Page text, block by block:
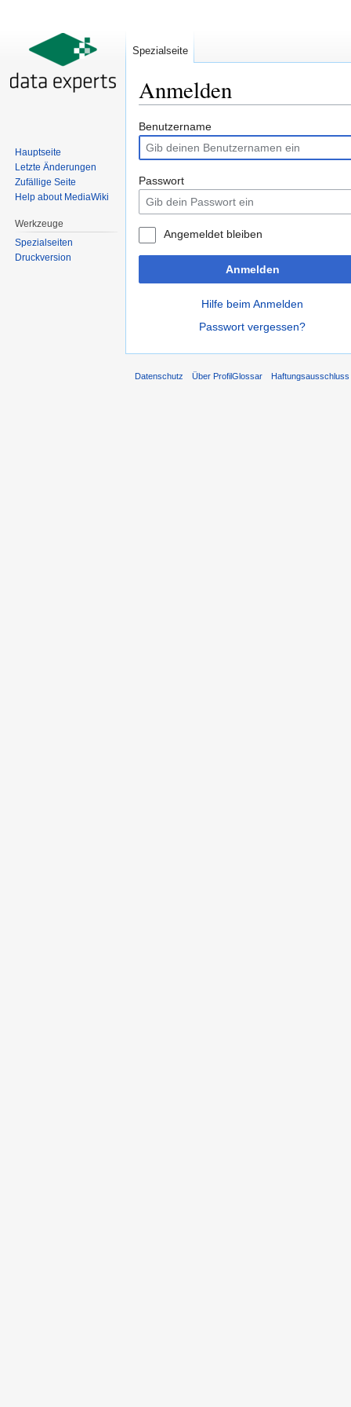
Anmelden
Benutzername
Passwort
Angemeldet bleiben
Anmelden
Hilfe beim Anmelden
Passwort vergessen?
Spezialseite
Hauptseite
Letzte Änderungen
Zufällige Seite
Help about MediaWiki
Werkzeuge
Spezialseiten
Druckversion
Datenschutz Über ProfilGlossar Haftungsausschluss